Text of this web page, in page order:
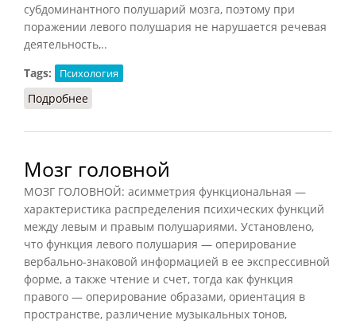
субдоминантного полушарий мозга, поэтому при
поражении левого полушария не нарушается речевая
деятельность,..
Tags:
Психология
Подробнее
Мозг головной
МОЗГ ГОЛОВНОЙ: асимметрия функциональная —
характеристика распределения психических функций
между левым и правым полушариями. Установлено,
что функция левого полушария — оперирование
вербально-знаковой информацией в ее экспрессивной
форме, а также чтение и счет, тогда как функция
правого — оперирование образами, ориентация в
пространстве, различение музыкальных тонов,